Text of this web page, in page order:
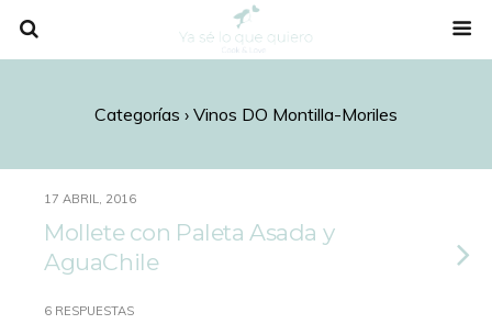
Categorías › Vinos DO Montilla-Moriles
17 ABRIL, 2016
Mollete con Paleta Asada y
AguaChile
6 RESPUESTAS